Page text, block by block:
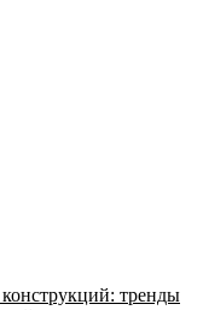
тренды